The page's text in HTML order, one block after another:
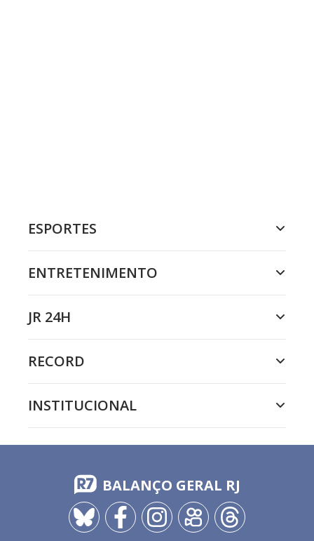
ESPORTES
ENTRETENIMENTO
JR 24H
RECORD
INSTITUCIONAL
BALANÇO GERAL RJ